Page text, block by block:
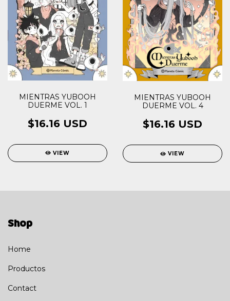
MIENTRAS YUBOOH
DUERME VOL. 1
$16.16 USD
VIEW
MIENTRAS YUBOOH
DUERME VOL. 4
$16.16 USD
VIEW
Shop
Home
Productos
Contact